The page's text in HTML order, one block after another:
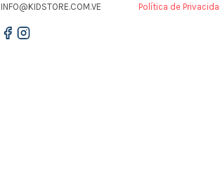
INFO@KIDSTORE.COM.VE
Política de